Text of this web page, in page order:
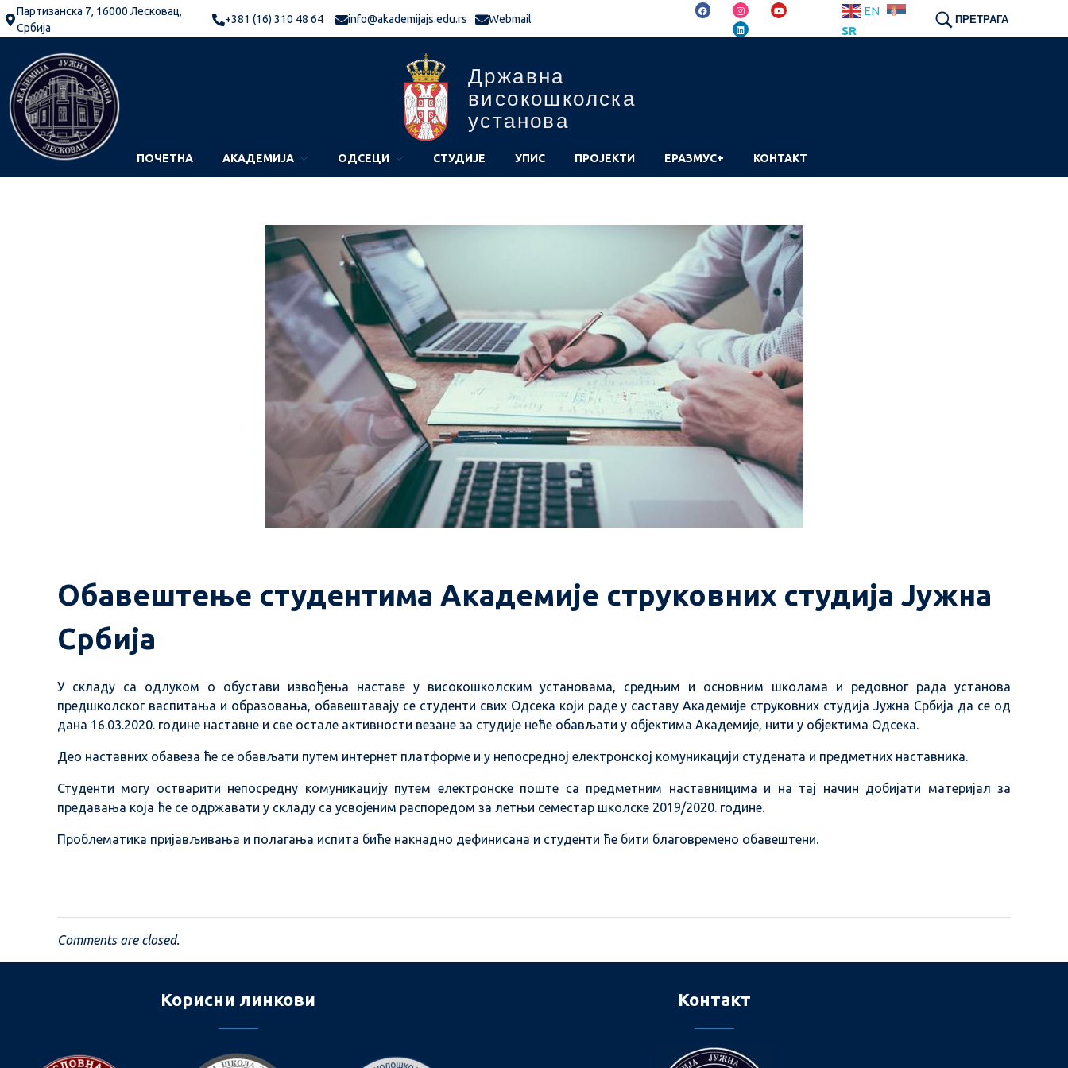
Партизанска 7, 16000 Лесковац,
Србија
+381 (16) 310 48 64 info@akademijajs.edu.rs Webmail
EN
SR
ПРЕТРАГА
Државна
високошколска
установа
ПОЧЕТНА АКАДЕМИЈА ОДСЕЦИ СТУДИЈЕ УПИС ПРОЈЕКТИ ЕРАЗМУС+ КОНТАКТ
Обавештење студентима Академије струковних студија Јужна
Србија
У складу са одлуком о обустави извођења наставе у високошколским установама, средњим и основним школама и редовног рада установа
предшколског васпитања и образовања, обавештавају се студенти свих Одсека који раде у саставу Академије струковних студија Јужна Србија да се од
дана 16.03.2020. године наставне и све остале активности везане за студије неће обављати у објектима Академије, нити у објектима Одсека.
Део наставних обавеза ће се обављати путем интернет платформе и у непосредној електронској комуникацији студената и предметних наставника.
Студенти могу остварити непосредну комуникацију путем електронске поште са предметним наставницима и на тај начин добијати материјал за
предавања која ће се одржавати у складу са усвојеним распоредом за летњи семестар школске 2019/2020. године.
Проблематика пријављивања и полагања испита биће накнадно дефинисана и студенти ће бити благовремено обавештени.
Comments are closed.
Корисни линкови Контакт